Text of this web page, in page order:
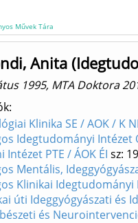
Művek Tára
Anita
1995, MTA Doktora
Klinika SE / AOK / K
Idegtudományi Intézet
Intézet PTE / ÁOK ÉI sz:
Mentális,
Klinikai Idegtudományi
úti Ideggyógyászati és
és